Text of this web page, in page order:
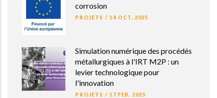
corrosion
PROJETS / 14 OCT, 2025
Simulation numérique des procédés
métallurgiques à l'IRT M2P : un
levier technologique pour
l'innovation
PROJETS / 17 FEB, 2025